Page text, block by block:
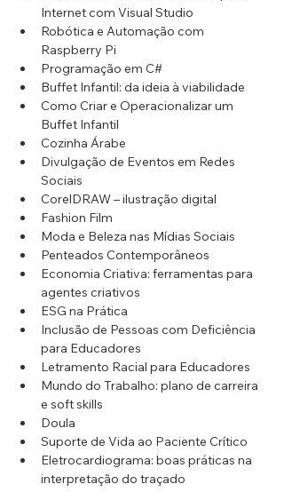
Internet com Visual Studio
Robótica e Automação com
Raspberry Pi
Programação em C#
Buffet Infantil: da ideia à viabilidade
Como Criar e Operacionalizar um
Buffet Infantil
Cozinha Árabe
Divulgação de Eventos em Redes
Sociais
CorelDRAW – ilustração digital
Fashion Film
Moda e Beleza nas Mídias Sociais
Penteados Contemporâneos
Economia Criativa: ferramentas para
agentes criativos
ESG na Prática
Inclusão de Pessoas com Deficiência
para Educadores
Letramento Racial para Educadores
Mundo do Trabalho: plano de carreira
e soft skills
Doula
Suporte de Vida ao Paciente Crítico
Eletrocardiograma: boas práticas na
interpretação do traçado